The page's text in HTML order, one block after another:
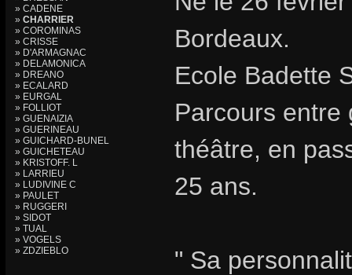
» CADENE
» CHARRIER
» COROMINAS
» CRISSE
» D'ARMAGNAC
» DELAMONICA
» DREANO
» ECALARD
» EURGAL
» FOLLIOT
» GUENAIZIA
» GUERINEAU
» GUICHARD-BUNEL
» GUICHETEAU
» KRISTOFF. L
» LARRIEU
» LUDIVINE C
» PAULET
» RUGGERI
» SIDOT
» TUAL
» VOGELS
» ZDZIEBLO
Bordeaux.
Ecole Badette
Parcours entre
théâtre, en
25 ans.
" Sa